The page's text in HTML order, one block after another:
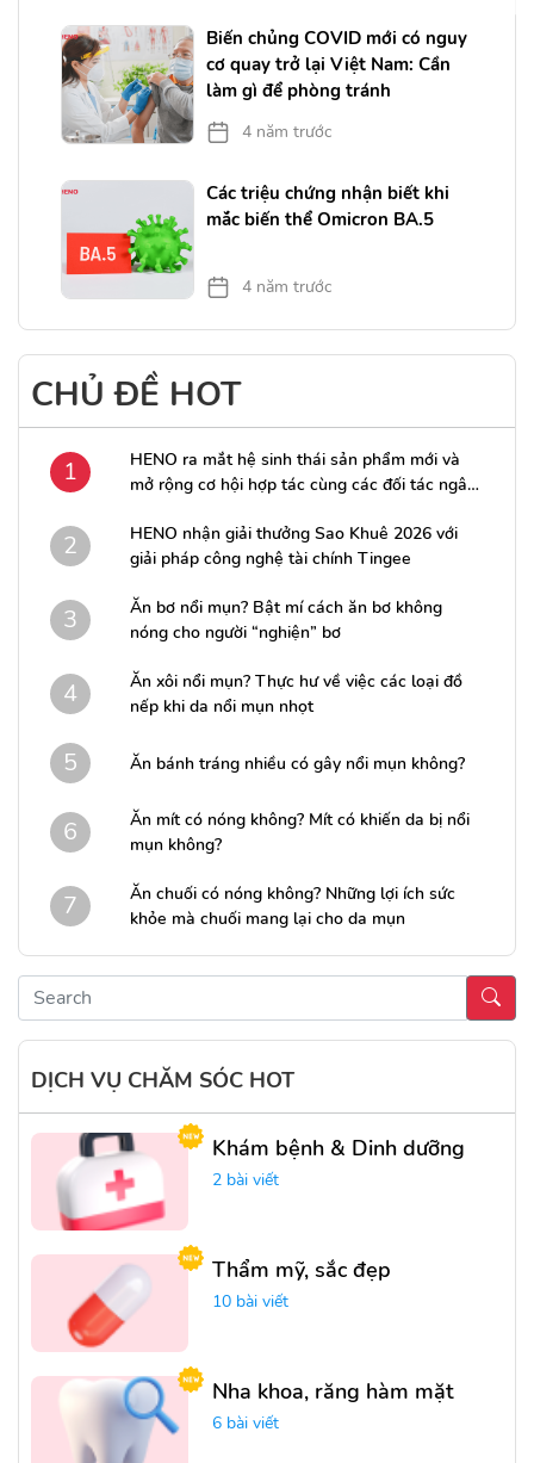
Biến chủng COVID mới có nguy
cơ quay trở lại Việt Nam: Cần
làm gì để phòng tránh
4 năm trước
Các triệu chứng nhận biết khi
mắc biến thể Omicron BA.5
4 năm trước
CHỦ ĐỀ HOT
1
HENO ra mắt hệ sinh thái sản phẩm mới và
mở rộng cơ hội hợp tác cùng các đối tác ngân
2
HENO nhận giải thưởng Sao Khuê 2026 với
giải pháp công nghệ tài chính Tingee
3
Ăn bơ nổi mụn? Bật mí cách ăn bơ không
nóng cho người “nghiện” bơ
4
Ăn xôi nổi mụn? Thực hư về việc các loại đồ
nếp khi da nổi mụn nhọt
5 Ăn bánh tráng nhiều có gây nổi mụn không?
6
Ăn mít có nóng không? Mít có khiến da bị nổi
mụn không?
7
Ăn chuối có nóng không? Những lợi ích sức
khỏe mà chuối mang lại cho da mụn
DỊCH VỤ CHĂM SÓC HOT
Khám bệnh & Dinh dưỡng
2 bài viết
Thẩm mỹ, sắc đẹp
10 bài viết
Nha khoa, răng hàm mặt
6 bài viết